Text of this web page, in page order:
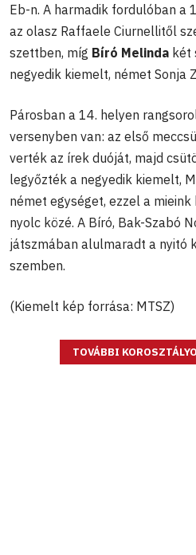
Eb-n. A harmadik fordulóban a
az olasz Raffaele Ciurnellitől
szettben, míg Bíró Melinda két
negyedik kiemelt, német Sonja
Párosban a 14. helyen
versenyben van: az első
verték az írek duóját, majd
legyőzték a negyedik kiemelt,
német egységet, ezzel a
nyolc közé. A Bíró, Bak-Szabó
játszmában alulmaradt a nyitó
szemben.
(Kiemelt kép forrása: MTSZ)
TOVÁBBI